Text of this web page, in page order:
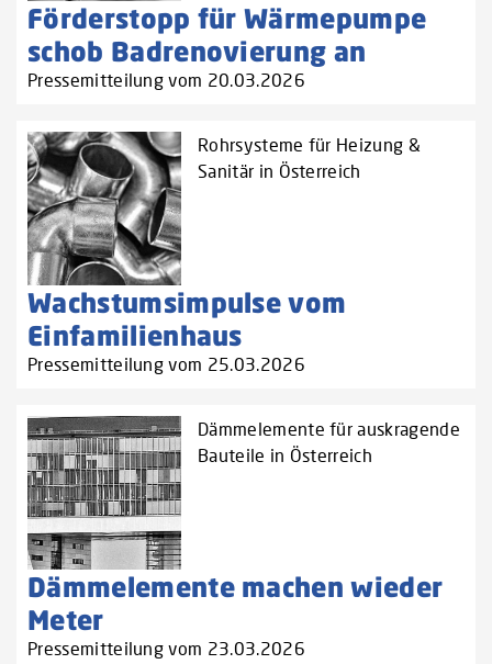
Förderstopp für Wärmepumpe
schob Badrenovierung an
Pressemitteilung vom 20.03.2026
Rohrsysteme für Heizung &
Sanitär in Österreich
Wachstumsimpulse vom
Einfamilienhaus
Pressemitteilung vom 25.03.2026
Dämmelemente für auskragende
Bauteile in Österreich
Dämmelemente machen wieder
Meter
Pressemitteilung vom 23.03.2026